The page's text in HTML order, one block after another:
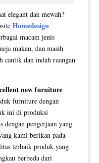
elegant dan mewah?
Homedesign
macam jenis
makan, dan masih
cantik dan indah ruangan
new furniture
furniture dengan
ini di produksi
dengan pengerjaan yang
kami berikan pada
terbaik produk yang
berbeda dari